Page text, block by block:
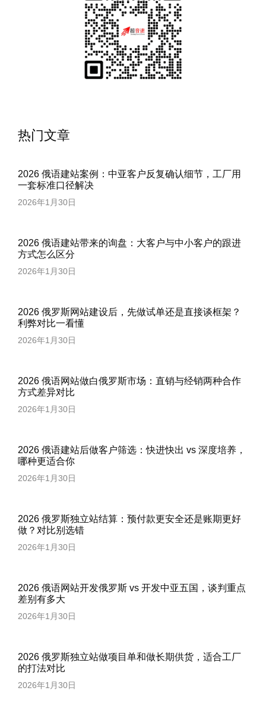
热门文章
2026 俄语建站案例：中亚客户反复确认细节，工厂用
一套标准口径解决
2026年1月30日
2026 俄语建站带来的询盘：大客户与中小客户的跟进
方式怎么区分
2026年1月30日
2026 俄罗斯网站建设后，先做试单还是直接谈框架？
利弊对比一看懂
2026年1月30日
2026 俄语网站做白俄罗斯市场：直销与经销两种合作
方式差异对比
2026年1月30日
2026 俄语建站后做客户筛选：快进快出 vs 深度培养，
哪种更适合你
2026年1月30日
2026 俄罗斯独立站结算：预付款更安全还是账期更好
做？对比别选错
2026年1月30日
2026 俄语网站开发俄罗斯 vs 开发中亚五国，谈判重点
差别有多大
2026年1月30日
2026 俄罗斯独立站做项目单和做长期供货，适合工厂
的打法对比
2026年1月30日